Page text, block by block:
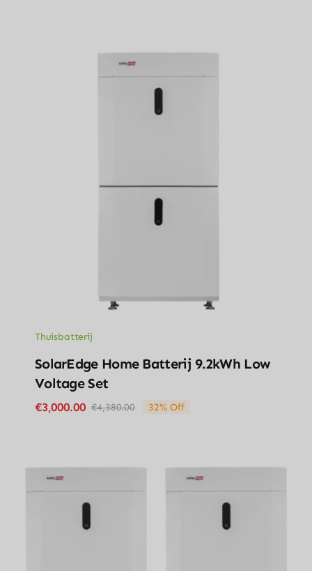
Thuisbatterij
SolarEdge Home Batterij 9.2kWh Low
Voltage Set
€4,380.00Original
€3,000.00
Current
32% Off